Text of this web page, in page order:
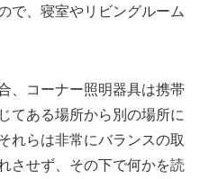
で、寝室やリビングルーム
、コーナー照明器具は携帯
てある場所から別の場所に
れらは非常にバランスの取
させず、その下で何かを読